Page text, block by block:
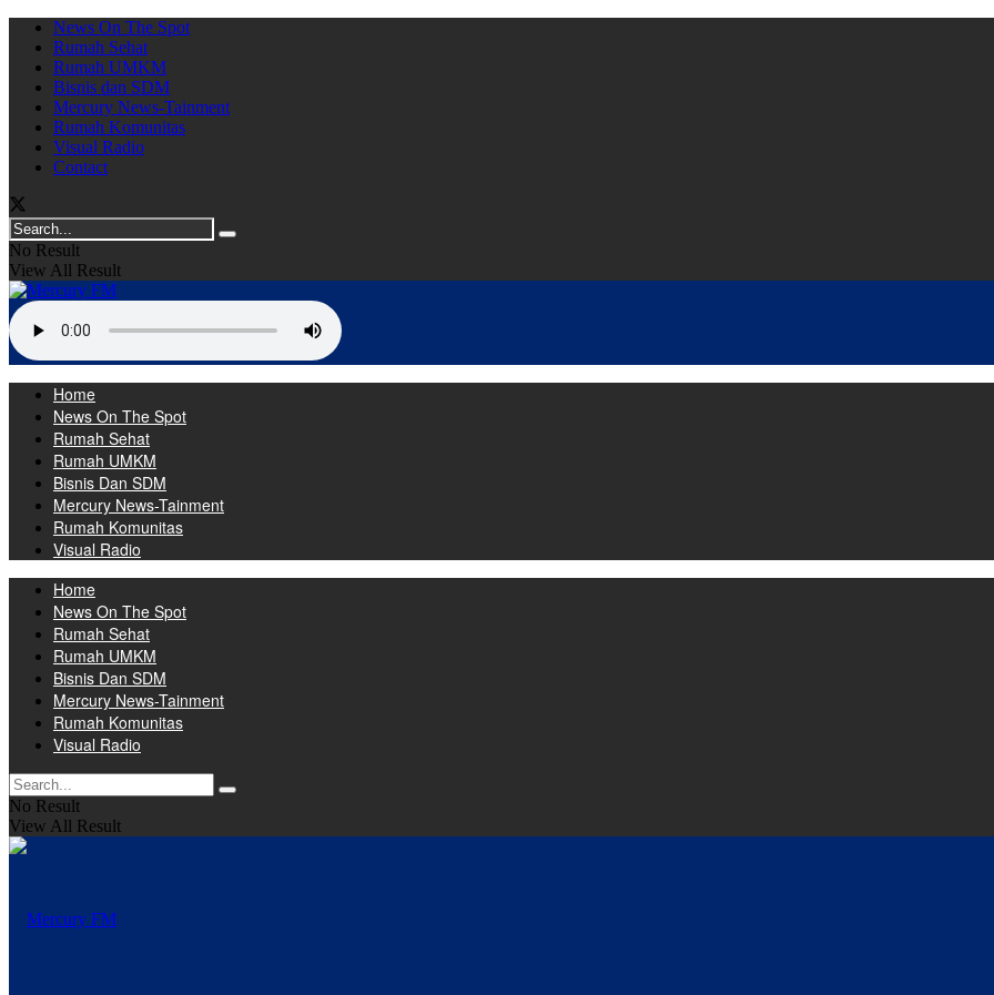
News On The Spot
Rumah Sehat
Rumah UMKM
Bisnis dan SDM
Mercury News-Tainment
Rumah Komunitas
Visual Radio
Contact
No Result
View All Result
Home
News On The Spot
Rumah Sehat
Rumah UMKM
Bisnis Dan SDM
Mercury News-Tainment
Rumah Komunitas
Visual Radio
Home
News On The Spot
Rumah Sehat
Rumah UMKM
Bisnis Dan SDM
Mercury News-Tainment
Rumah Komunitas
Visual Radio
No Result
View All Result